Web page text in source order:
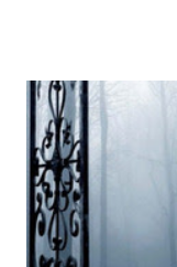
grande (Devil's
Pagine: 448
Pubblicazione: 10
Trama: “Si
mio ragazzo ed è
coprendoti gli